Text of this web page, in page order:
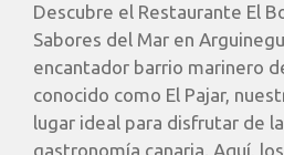
Descubre el Restaurante El
Sabores del Mar en
encantador barrio marinero
conocido como El Pajar,
lugar ideal para disfrutar de
gastronomía canaria. Aquí,